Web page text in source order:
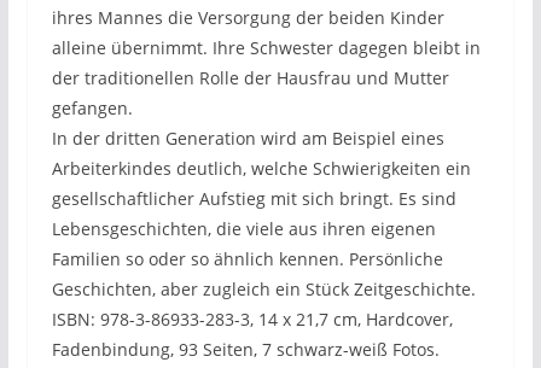
ihres Mannes die Versorgung der beiden Kinder
alleine übernimmt. Ihre Schwester dagegen bleibt in
der traditionellen Rolle der Hausfrau und Mutter
gefangen.
In der dritten Generation wird am Beispiel eines
Arbeiterkindes deutlich, welche Schwierigkeiten ein
gesellschaftlicher Aufstieg mit sich bringt. Es sind
Lebensgeschichten, die viele aus ihren eigenen
Familien so oder so ähnlich kennen. Persönliche
Geschichten, aber zugleich ein Stück Zeitgeschichte.
ISBN: 978-3-86933-283-3, 14 x 21,7 cm, Hardcover,
Fadenbindung, 93 Seiten, 7 schwarz-weiß Fotos.